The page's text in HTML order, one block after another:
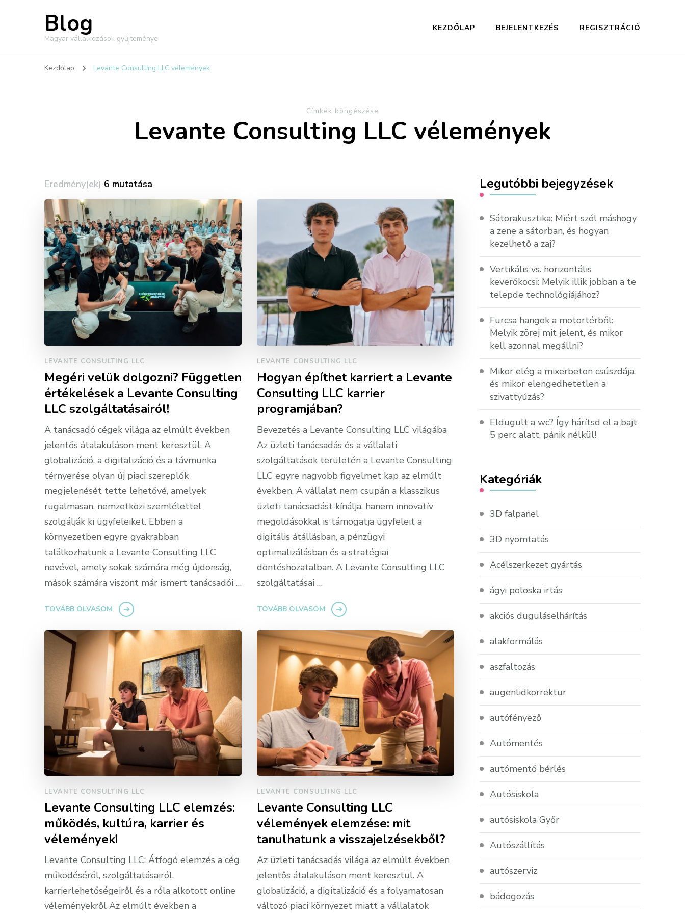
Blog
Magyar vállalkozások gyűjteménye
KEZDŐLAP BEJELENTKEZÉS REGISZTRÁCIÓ
Kezdőlap Levante Consulting LLC vélemények
Címkék böngészése
Levante Consulting LLC vélemények
Eredmény(ek) 6 mutatása
LEVANTE CONSULTING LLC
Megéri velük dolgozni? Független
értékelések a Levante Consulting
LLC szolgáltatásairól!
A tanácsadó cégek világa az elmúlt években
jelentős átalakuláson ment keresztül. A
globalizáció, a digitalizáció és a távmunka
térnyerése olyan új piaci szereplők
megjelenését tette lehetővé, amelyek
rugalmasan, nemzetközi szemlélettel
szolgálják ki ügyfeleiket. Ebben a
környezetben egyre gyakrabban
találkozhatunk a Levante Consulting LLC
nevével, amely sokak számára még újdonság,
mások számára viszont már ismert tanácsadói …
TOVÁBB OLVASOM
LEVANTE CONSULTING LLC
Hogyan építhet karriert a Levante
Consulting LLC karrier
programjában?
Bevezetés a Levante Consulting LLC világába
Az üzleti tanácsadás és a vállalati
szolgáltatások területén a Levante Consulting
LLC egyre nagyobb figyelmet kap az elmúlt
években. A vállalat nem csupán a klasszikus
üzleti tanácsadást kínálja, hanem innovatív
megoldásokkal is támogatja ügyfeleit a
digitális átállásban, a pénzügyi
optimalizálásban és a stratégiai
döntéshozatalban. A Levante Consulting LLC
szolgáltatásai …
TOVÁBB OLVASOM
LEVANTE CONSULTING LLC
Levante Consulting LLC elemzés:
működés, kultúra, karrier és
vélemények!
Levante Consulting LLC: Átfogó elemzés a cég
működéséről, szolgáltatásairól,
karrierlehetőségeiről és a róla alkotott online
véleményekről Az elmúlt években a
LEVANTE CONSULTING LLC
Levante Consulting LLC
vélemények elemzése: mit
tanulhatunk a visszajelzésekből?
Az üzleti tanácsadás világa az elmúlt években
jelentős átalakuláson ment keresztül. A
globalizáció, a digitalizáció és a folyamatosan
változó piaci környezet miatt a vállalatok
Legutóbbi bejegyzések
Sátorakusztika: Miért szól máshogy
a zene a sátorban, és hogyan
kezelhető a zaj?
Vertikális vs. horizontális
keverőkocsi: Melyik illik jobban a te
telepde technológiájához?
Furcsa hangok a motortérből:
Melyik zörej mit jelent, és mikor
kell azonnal megállni?
Mikor elég a mixerbeton csúszdája,
és mikor elengedhetetlen a
szivattyúzás?
Eldugult a wc? Így hárítsd el a bajt
5 perc alatt, pánik nélkül!
Kategóriák
3D falpanel
3D nyomtatás
Acélszerkezet gyártás
ágyi poloska irtás
akciós duguláselhárítás
alakformálás
aszfaltozás
augenlidkorrektur
autófényező
Autómentés
autómentő bérlés
Autósiskola
autósiskola Győr
Autószállítás
autószerviz
bádogozás